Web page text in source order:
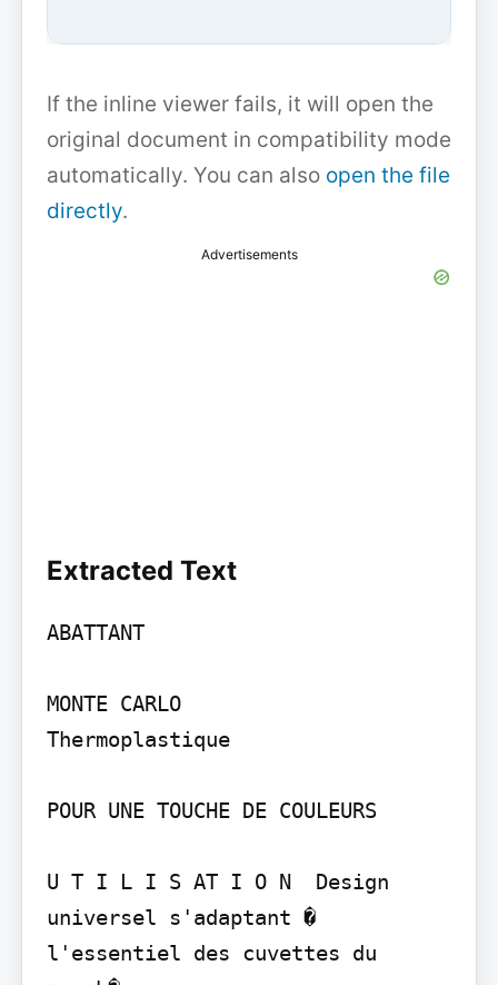
If the inline viewer fails, it will open the
original document in compatibility mode
automatically. You can also open the file
directly.
Advertisements
Extracted Text
ABATTANT
MONTE CARLO
Thermoplastique
POUR UNE TOUCHE DE COULEURS
U T I L I S AT I O N  Design
universel s'adaptant �
l'essentiel des cuvettes du